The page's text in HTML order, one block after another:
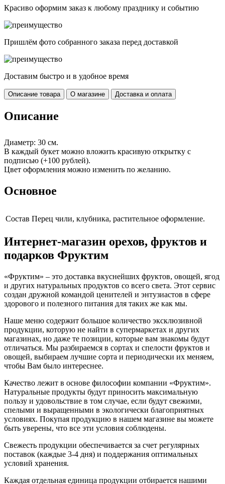
Красиво оформим заказ к любому празднику и событию
Пришлём фото собранного заказа перед доставкой
Доставим быстро и в удобное время
Описание товара О магазине Доставка и оплата
Описание
Диаметр: 30 см.
В каждый букет можно вложить красивую открытку с
подписью (+100 рублей).
Цвет оформления можно изменить по желанию.
Основное
Cостав Перец чили, клубника, растительное оформление.
Интернет-магазин орехов, фруктов и
подарков Фруктим
«Фруктим» – это доставка вкуснейших фруктов, овощей, ягод
и других натуральных продуктов со всего света. Этот сервис
создан дружной командой ценителей и энтузиастов в сфере
здорового и полезного питания для таких же как мы.
Наше меню содержит большое количество эксклюзивной
продукции, которую не найти в супермаркетах и других
магазинах, но даже те позиции, которые вам знакомы будут
отличаться. Мы разбираемся в сортах и спелости фруктов и
овощей, выбираем лучшие сорта и периодически их меняем,
чтобы Вам было интереснее.
Качество лежит в основе философии компании «Фруктим».
Натуральные продукты будут приносить максимальную
пользу и удовольствие в том случае, если будут свежими,
cпелыми и выращенными в экологически благоприятных
условиях. Покупая продукцию в нашем магазине вы можете
быть уверены, что все эти условия соблюдены.
Свежесть продукции обеспечивается за счет регулярных
поставок (каждые 3-4 дня) и поддержания оптимальных
условий хранения.
Каждая отдельная единица продукции отбирается нашими